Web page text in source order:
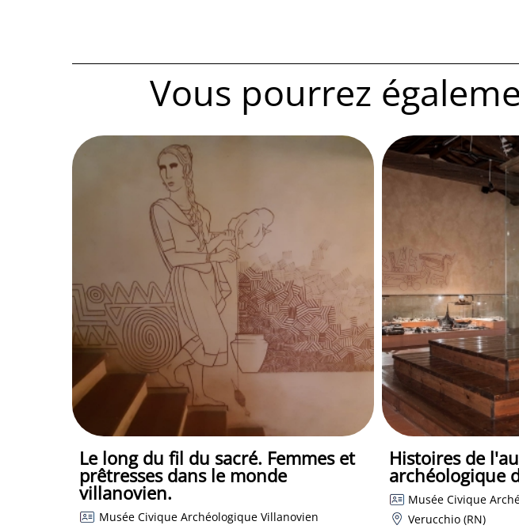
Vous pourrez
Le long du fil du sacré. Femmes et
prêtresses dans le monde
villanovien.
Musée Civique Archéologique Villanovien
Histoires de
archéologique
Musée Civique
Verucchio (RN)